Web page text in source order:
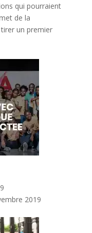
qui pourraient
de la
un premier
2019